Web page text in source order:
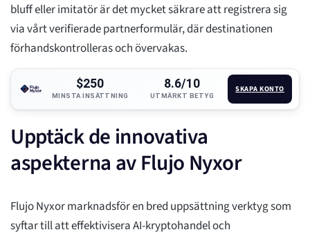
bluff eller imitatör är det mycket säkrare att registrera sig
via vårt verifierade partnerformulär, där destinationen
förhandskontrolleras och övervakas.
$250
MINSTA INSÄTTNING
8.6/10
UTMÄRKT BETYG
SKAPA KONTO
Upptäck de innovativa
aspekterna av Flujo Nyxor
Flujo Nyxor marknadsför en bred uppsättning verktyg som
syftar till att effektivisera AI-kryptohandel och